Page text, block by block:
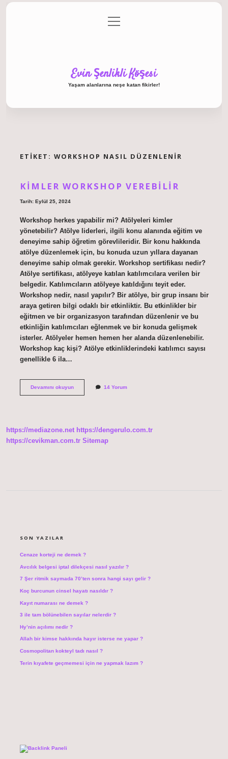
Gizlilik Politikası
menüyü
aç
Evin Şenlikli Köşesi
Yaşam alanlarına neşe katan fikirler!
ETIKET: WORKSHOP NASIL DÜZENLENIR
KIMLER WORKSHOP VEREBILIR
Tarih: Eylül 25, 2024
Workshop herkes yapabilir mi? Atölyeleri kimler
yönetebilir? Atölye liderleri, ilgili konu alanında eğitim ve
deneyime sahip öğretim görevlileridir. Bir konu hakkında
atölye düzenlemek için, bu konuda uzun yıllara dayanan
deneyime sahip olmak gerekir. Workshop sertifikası nedir?
Atölye sertifikası, atölyeye katılan katılımcılara verilen bir
belgedir. Katılımcıların atölyeye katıldığını teyit eder.
Workshop nedir, nasıl yapılır? Bir atölye, bir grup insanı bir
araya getiren bilgi odaklı bir etkinliktir. Bu etkinlikler bir
eğitmen ve bir organizasyon tarafından düzenlenir ve bu
etkinliğin katılımcıları eğlenmek ve bir konuda gelişmek
isterler. Atölyeler hemen hemen her alanda düzenlenebilir.
Workshop kaç kişi? Atölye etkinliklerindeki katılımcı sayısı
genellikle 6 ila…
Devamını okuyunKimler
14 Yorum
https://mediazone.net https://dengerulo.com.tr
https://cevikman.com.tr Sitemap
SON YAZILAR
Cenaze korteji ne demek ?
Avcılık belgesi iptal dilekçesi nasıl yazılır ?
7 Şer ritmik saymada 70’ten sonra hangi sayı gelir ?
Koç burcunun cinsel hayatı nasıldır ?
Kayıt numarası ne demek ?
3 ile tam bölünebilen sayılar nelerdir ?
Hy’nin açılımı nedir ?
Allah bir kimse hakkında hayır isterse ne yapar ?
Cosmopolitan kokteyl tadı nasıl ?
Terin kıyafete geçmemesi için ne yapmak lazım ?